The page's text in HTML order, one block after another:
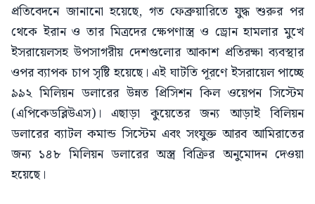
প্রতিবেদনে জানানো হয়েছে, গত ফেব্রুয়ারিতে যুদ্ধ শুরুর পর
থেকে ইরান ও তার মিত্রদের ক্ষেপণাস্ত্র ও ড্রোন হামলার মুখে
ইসরায়েলসহ উপসাগরীয় দেশগুলোর আকাশ প্রতিরক্ষা ব্যবস্থার
ওপর ব্যাপক চাপ সৃষ্টি হয়েছে। এই ঘাটতি পূরণে ইসরায়েল পাচ্ছে
৯৯২ মিলিয়ন ডলারের উন্নত প্রিসিশন কিল ওয়েপন সিস্টেম
(এপিকেডব্লিউএস)। এছাড়া কুয়েতের জন্য আড়াই বিলিয়ন
ডলারের ব্যাটল কমান্ড সিস্টেম এবং সংযুক্ত আরব আমিরাতের
জন্য ১৪৮ মিলিয়ন ডলারের অস্ত্র বিক্রির অনুমোদন দেওয়া
হয়েছে।